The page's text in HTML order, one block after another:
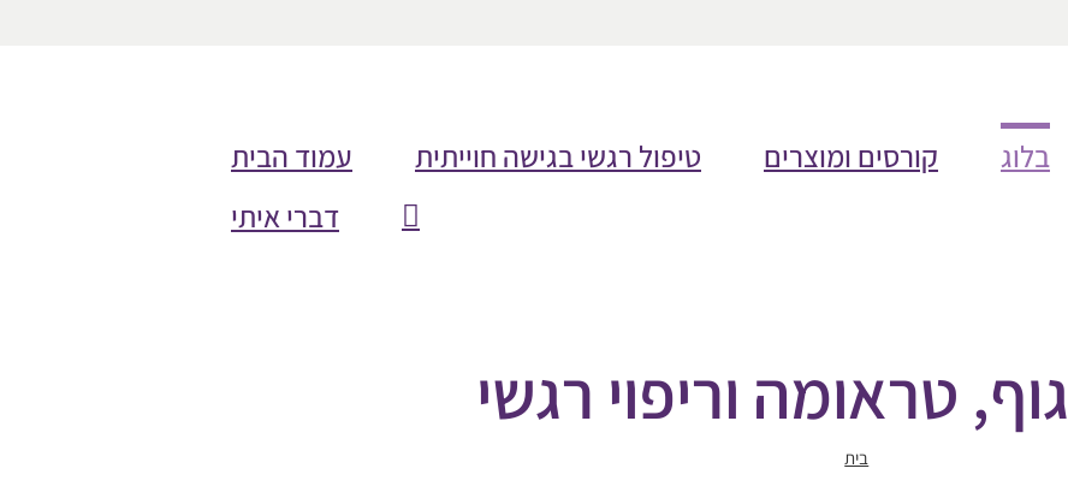
עמוד הבית טיפול רגשי בגישה חוייתית קורסים ומוצרים בלוג
דברי איתי
גוף, טראומה וריפוי רגשי
בית